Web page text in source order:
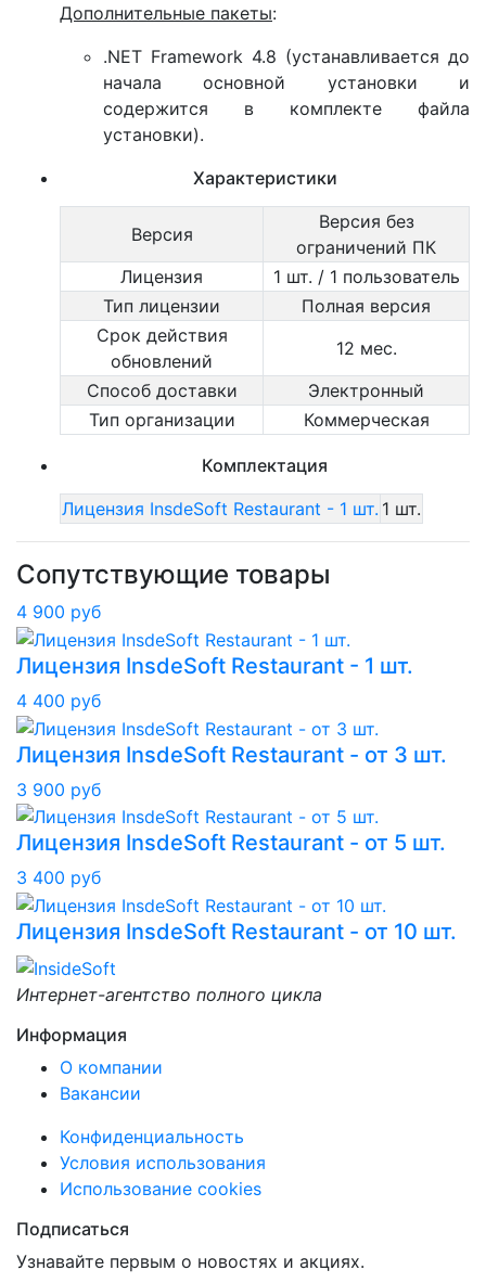
Дополнительные пакеты:
.NET Framework 4.8 (устанавливается до
начала основной установки и
содержится в комплекте файла
установки).
Характеристики
Версия
Версия без
ограничений ПК
Лицензия
1 шт. / 1 пользователь
Тип лицензии
Полная версия
Срок действия
обновлений
12 мес.
Способ доставки
Электронный
Тип организации
Коммерческая
Комплектация
Лицензия InsdeSoft Restaurant - 1 шт. 1 шт.
Сопутствующие товары
4 900 руб
Лицензия InsdeSoft Restaurant - 1 шт.
4 400 руб
Лицензия InsdeSoft Restaurant - от 3 шт.
3 900 руб
Лицензия InsdeSoft Restaurant - от 5 шт.
3 400 руб
Лицензия InsdeSoft Restaurant - от 10 шт.
Интернет-агентство полного цикла
Информация
О компании
Вакансии
Конфиденциальность
Условия использования
Использование cookies
Подписаться
Узнавайте первым о новостях и акциях.